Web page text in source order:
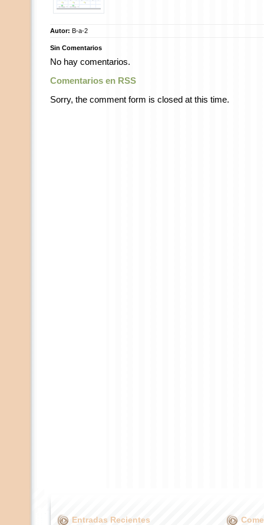
Autor: B-a-2
Sin Comentarios
No hay comentarios.
Comentarios en RSS
Sorry, the comment form is closed at this time.
Entradas Recientes